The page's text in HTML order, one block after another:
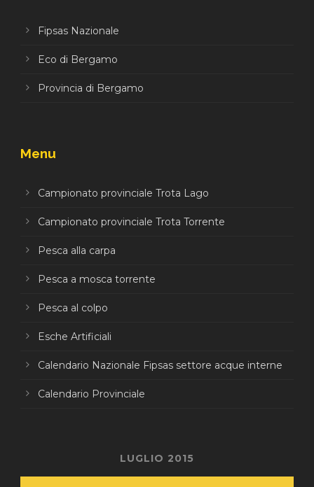
Fipsas Nazionale
Eco di Bergamo
Provincia di Bergamo
Menu
Campionato provinciale Trota Lago
Campionato provinciale Trota Torrente
Pesca alla carpa
Pesca a mosca torrente
Pesca al colpo
Esche Artificiali
Calendario Nazionale Fipsas settore acque interne
Calendario Provinciale
LUGLIO 2015